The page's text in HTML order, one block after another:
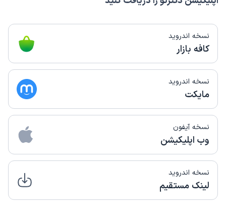
نسخه اندروید
کافه بازار
نسخه اندروید
مایکت
نسخه آیفون
وب اپلیکیشن
نسخه اندروید
لینک مستقیم